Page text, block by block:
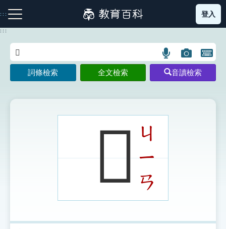
到
主
:::
注音索引圖示 筆畫索引圖示 部首索引表圖示
登入
:::
語
言
搜
示
圖
片
搜
開
鍵
圖
詞條檢索 全文檢索 音讀檢索
𩆷 ㄐ
ㄧ
ㄢ